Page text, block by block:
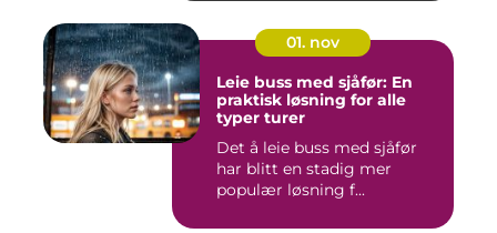
01. nov
Leie buss med sjåfør: En
praktisk løsning for alle
typer turer
Det å leie buss med sjåfør
har blitt en stadig mer
populær løsning f...